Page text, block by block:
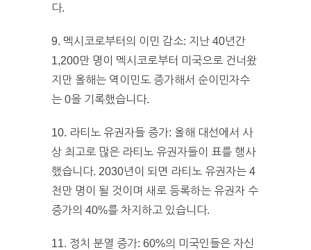
다.
9. 멕시코로부터의 이민 감소: 지난 40년간
1,200만 명이 멕시코로부터 미국으로 건너왔
지만 올해는 역이민도 증가해서 순이민자수
는 0을 기록했습니다.
10. 라티노 유권자들 증가: 올해 대선에서 사
상 최고로 많은 라티노 유권자들이 표를 행사
했습니다. 2030년이 되면 라티노 유권자는 4
천만 명이 될 것이며 새로 등록하는 유권자 수
증가의 40%를 차지하고 있습니다.
11. 정치 분열 증가: 60%의 미국인들은 자신